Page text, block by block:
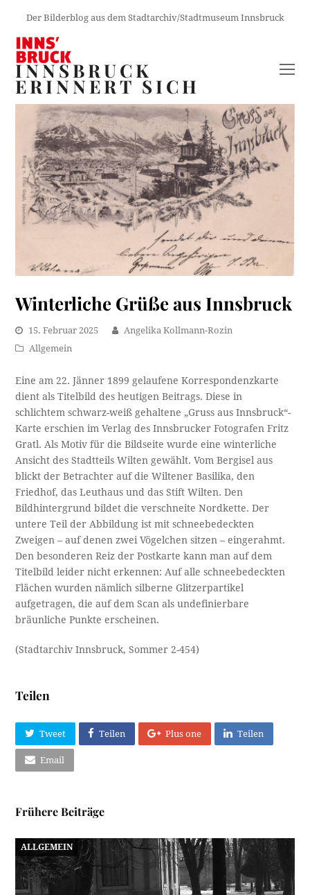
Der Bilderblog aus dem Stadtarchiv/Stadtmuseum Innsbruck
INNSBRUCK
ERINNERT SICH
Winterliche Grüße aus Innsbruck
15. Februar 2025
Angelika Kollmann-Rozin
Allgemein
Eine am 22. Jänner 1899 gelaufene Korrespondenzkarte
dient als Titelbild des heutigen Beitrags. Diese in
schlichtem schwarz-weiß gehaltene „Gruss aus Innsbruck“-
Karte erschien im Verlag des Innsbrucker Fotografen Fritz
Gratl. Als Motiv für die Bildseite wurde eine winterliche
Ansicht des Stadtteils Wilten gewählt. Vom Bergisel aus
blickt der Betrachter auf die Wiltener Basilika, den
Friedhof, das Leuthaus und das Stift Wilten. Den
Bildhintergrund bildet die verschneite Nordkette. Der
untere Teil der Abbildung ist mit schneebedeckten
Zweigen – auf denen zwei Vögelchen sitzen – eingerahmt.
Den besonderen Reiz der Postkarte kann man auf dem
Titelbild leider nicht erkennen: Auf alle schneebedeckten
Flächen wurden nämlich silberne Glitzerpartikel
aufgetragen, die auf dem Scan als undefinierbare
bräunliche Punkte erscheinen.
(Stadtarchiv Innsbruck, Sommer 2-454)
Teilen
Tweet Teilen Plus one Teilen
Email
Frühere Beiträge
ALLGEMEIN